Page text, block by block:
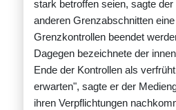
stark betroffen seien, sagte
anderen Grenzabschnitten
Grenzkontrollen beendet
Dagegen bezeichnete der
Ende der Kontrollen als
erwarten", sagte er der
ihren Verpflichtungen